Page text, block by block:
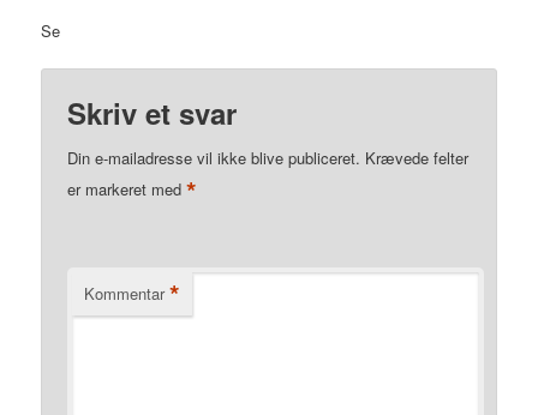
Se
Skriv et svar
Din e-mailadresse vil ikke blive publiceret. Krævede felter
er markeret med*
Kommentar *